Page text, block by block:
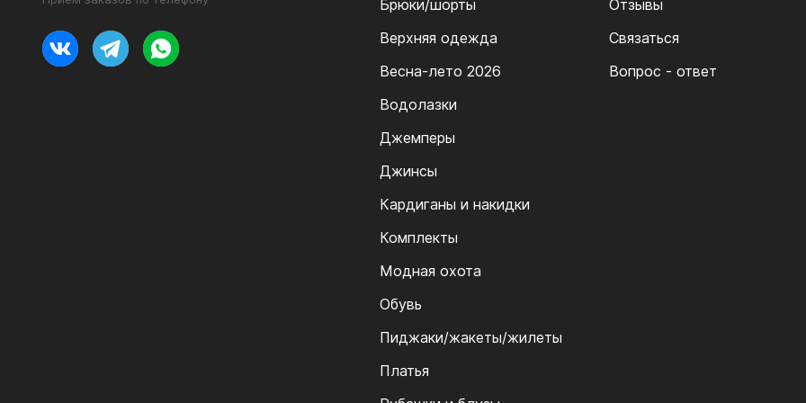
Брюки/шорты
Верхняя одежда
Весна-лето 2026
Водолазки
Джемперы
Джинсы
Кардиганы и накидки
Комплекты
Модная охота
Обувь
Пиджаки/жакеты/жилеты
Платья
Отзывы
Связаться
Вопрос - ответ